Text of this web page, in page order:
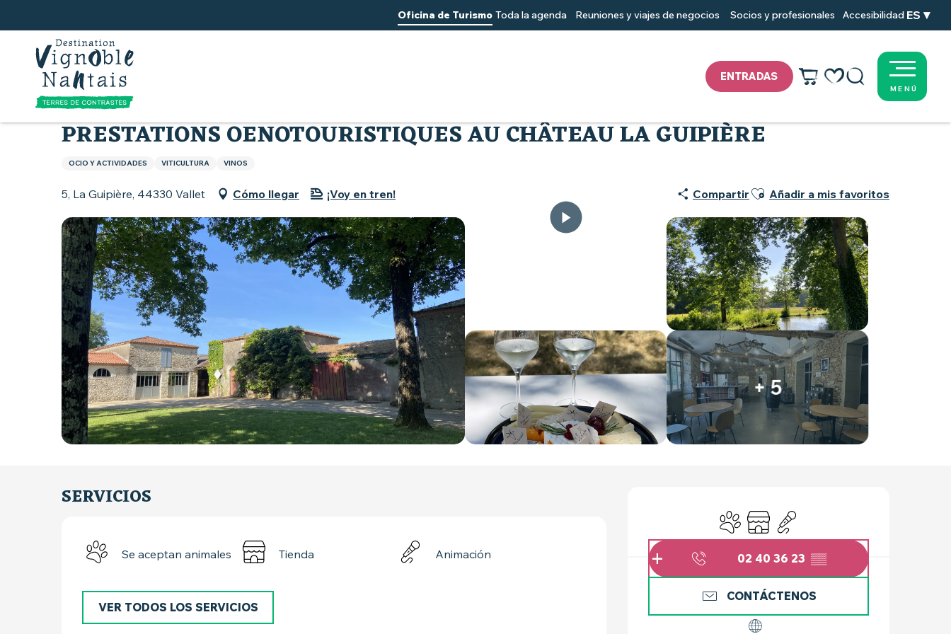
principal
ENTRADAS
Voir les favoris
Buscar
Oficina de Turismo Toda la agenda Reuniones y viajes de negocios Socios y profesionales Accesibilidad ES
MENÚ
Inicio
PRESTATIONS OENOTOURISTIQUES AU CHÂTEAU LA GUIPIÈRE
OCIO Y ACTIVIDADES VITICULTURA VINOS
5, La Guipière, 44330 Vallet Cómo llegar ¡Voy en tren! Compartir Ajouter aux favoris
Añadir a mis favoritos
+ 5
HORARIOS Y DATOS
Se aceptan animales
Tienda Animación
02 40 36 23 ▒▒
CONTÁCTENOS
SERVICIOS
Se aceptan animales Tienda Animación
VER TODOS LOS SERVICIOS